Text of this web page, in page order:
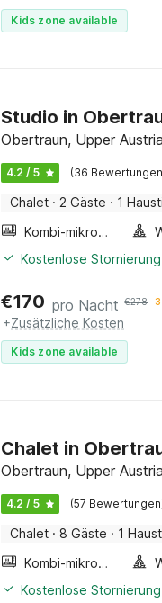
Kids zone available
Studio in
Obertraun, Upper Austria
4.2 / 5 (36
Chalet · 2 Gäste · 1
Kombi-mikrowelle
Kostenlose
€170 pro Nacht €278
+Zusätzliche Kosten
Kids zone available
Chalet in
Obertraun, Upper Austria
4.2 / 5 (57
Chalet · 8 Gäste · 1
Kombi-mikrowelle
Kostenlose